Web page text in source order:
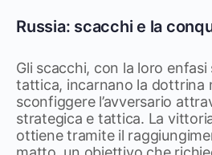
Russia: scacchi e la
Gli scacchi, con la loro
tattica, incarnano la dottrina
sconfiggere l’avversario
strategica e tattica. La
ottiene tramite il